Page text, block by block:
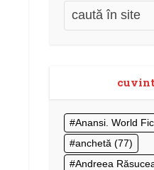
Anansi. World
anchetă (77)
Andreea